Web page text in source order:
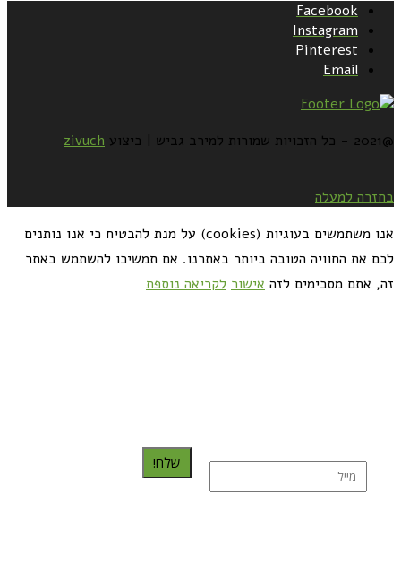
Facebook
Instagram
Pinterest
Email
@2021 - כל הזכויות שמורות למירב גביש | ביצוע zivuch
בחזרה למעלה
אנו משתמשים בעוגיות (cookies) על מנת להבטיח כי אנו נותנים
לכם את החוויה הטובה ביותר באתרנו. אם תמשיכו להשתמש באתר
זה, אתם מסכימים לזה אישור לקריאה נוספת
שלח!